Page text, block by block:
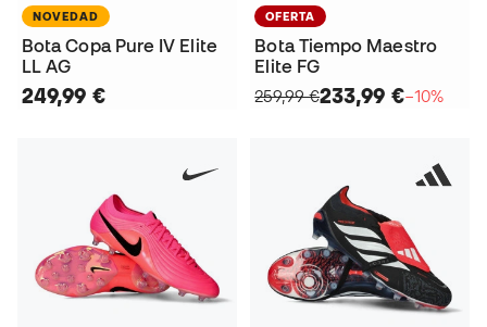
NOVEDAD
Bota Copa Pure IV Elite
LL AG
249,99 €
OFERTA
Bota Tiempo Maestro
Elite FG
259,99 €233,99 €−10%